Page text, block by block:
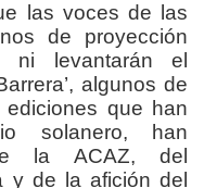
las voces de las
de proyección
ni levantarán el
algunos de
que han
solanero, han
la ACAZ, del
y de la afición del